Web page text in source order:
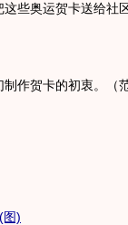
些奥运贺卡送给社
制作贺卡的初衷。（
图)